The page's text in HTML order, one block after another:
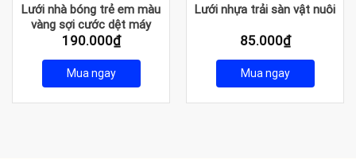
Lưới nhà bóng trẻ em màu
vàng sợi cước dệt máy
190.000₫
Mua ngay
Lưới nhựa trải sàn vật nuôi
85.000₫
Mua ngay